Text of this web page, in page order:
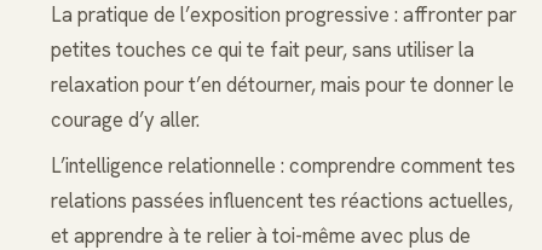
La pratique de l’exposition progressive : affronter par
petites touches ce qui te fait peur, sans utiliser la
relaxation pour t’en détourner, mais pour te donner le
courage d’y aller.
L’intelligence relationnelle : comprendre comment tes
relations passées influencent tes réactions actuelles,
et apprendre à te relier à toi-même avec plus de